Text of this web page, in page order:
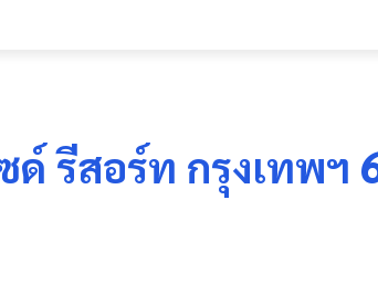
ด์ รีสอร์ท กรุงเทพฯ